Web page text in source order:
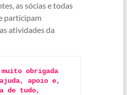
as sócias e todas
participam
atividades da
obrigada
apoio e,
de tudo,